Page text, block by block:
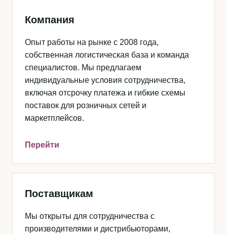
Компания
Опыт работы на рынке с 2008 года,
собственная логистическая база и команда
специалистов. Мы предлагаем
индивидуальные условия сотрудничества,
включая отсрочку платежа и гибкие схемы
поставок для розничных сетей и
маркетплейсов.
Перейти
Поставщикам
Мы открыты для сотрудничества с
производителями и дистрибьюторами,